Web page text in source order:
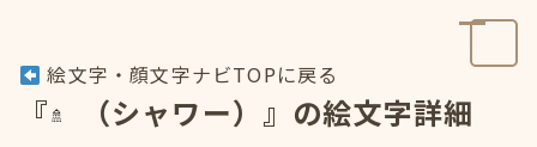
絵文字・顔文字ナビTOPに戻る
『 （シャワー）』の絵文字詳細